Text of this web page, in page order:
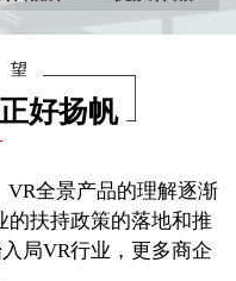
望
好扬帆
VR全景产品的理解逐渐
的扶持政策的落地和推
局VR行业，更多商企